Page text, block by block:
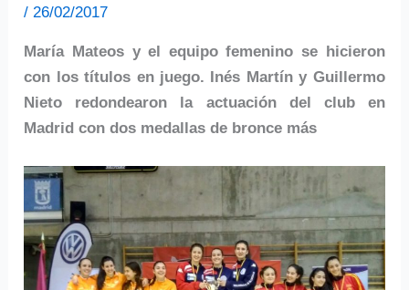
/ 26/02/2017
María Mateos y el equipo femenino se hicieron
con los títulos en juego. Inés Martín y Guillermo
Nieto redondearon la actuación del club en
Madrid con dos medallas de bronce más